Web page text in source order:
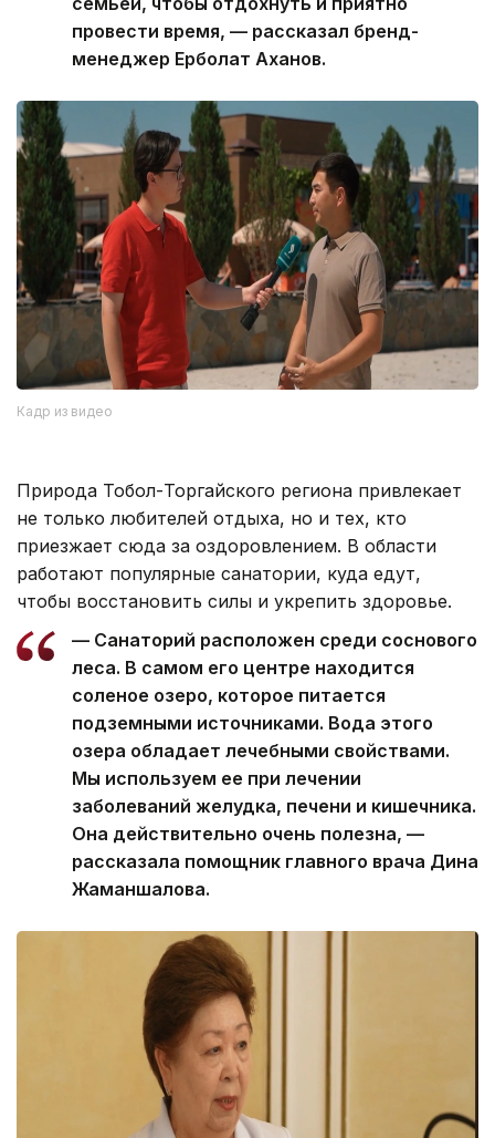
провести время, — рассказал бренд-
менеджер Ерболат Аханов.
Кадр из видео
Природа Тобол-Торгайского региона привлекает
не только любителей отдыха, но и тех, кто
приезжает сюда за оздоровлением. В области
работают популярные санатории, куда едут,
чтобы восстановить силы и укрепить здоровье.
— Санаторий расположен среди соснового
леса. В самом его центре находится
соленое озеро, которое питается
подземными источниками. Вода этого
озера обладает лечебными свойствами.
Мы используем ее при лечении
заболеваний желудка, печени и кишечника.
Она действительно очень полезна, —
рассказала помощник главного врача Дина
Жаманшалова.